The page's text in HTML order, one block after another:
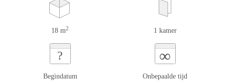
18 m2 1 kamer
?
Begindatum
∞
Onbepaalde tijd